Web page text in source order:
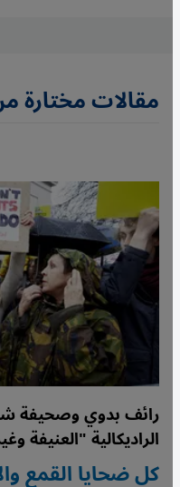
مقالات مختارة
رائف بدوي وصحيفة
الراديكالية "العنيفة
كل ضحايا القمع